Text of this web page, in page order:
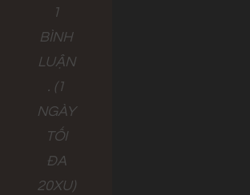
1
BÌNH
LUẬN
. (1
NGÀY
TỐI
ĐA
20XU)